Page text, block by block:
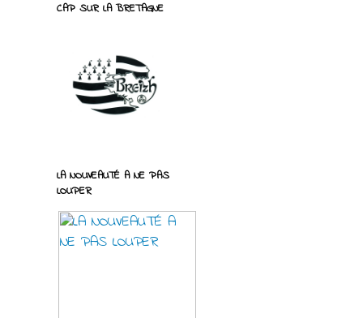
CAP SUR LA BRETAGNE
LA NOUVEAUTÉ A NE PAS
LOUPER